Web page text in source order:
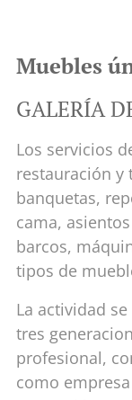
Muebles
GALERÍA
Los servicios
restauración y
banquetas,
cama,
barcos,
tipos de
La actividad
tres
profesional,
como